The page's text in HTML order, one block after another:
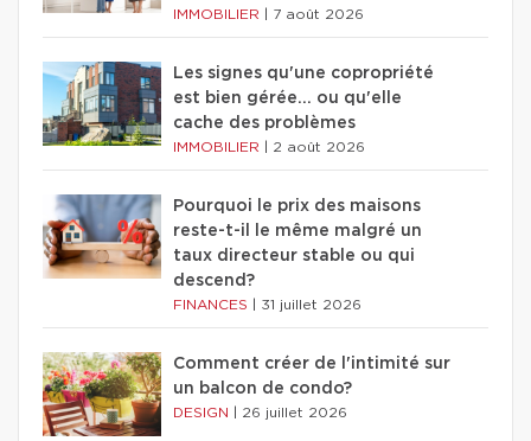
IMMOBILIER 7 août 2026
Les signes qu'une copropriété
est bien gérée… ou qu'elle
cache des problèmes
IMMOBILIER 2 août 2026
Pourquoi le prix des maisons
reste-t-il le même malgré un
taux directeur stable ou qui
descend?
FINANCES 31 juillet 2026
Comment créer de l'intimité sur
un balcon de condo?
DESIGN 26 juillet 2026